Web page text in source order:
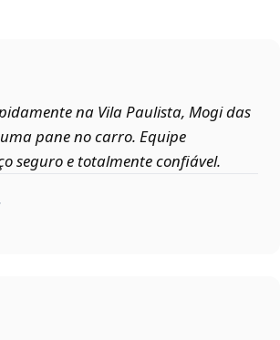
na Vila Paulista, Mogi das
uma pane no carro. Equipe
seguro e totalmente confiável.